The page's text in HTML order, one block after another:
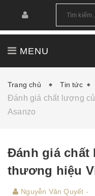
MENU
CÔNG TRÌNH
Trang chủ Tin tức
Đánh giá chất lượng
Asanzo
Đánh giá chất
thương hiệu
Nguyễn Văn Quyết -